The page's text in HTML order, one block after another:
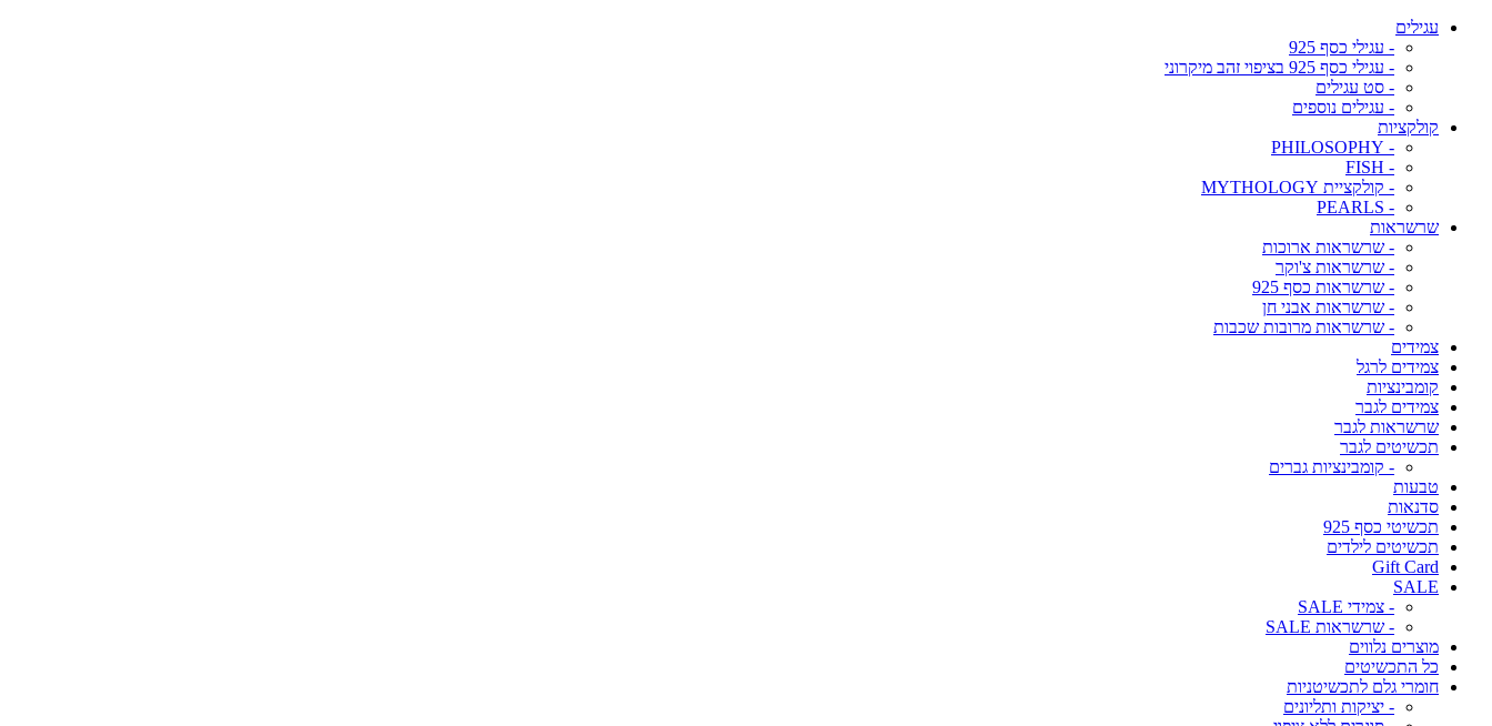
עגילים
- עגילי כסף 925
- עגילי כסף 925 בציפוי זהב מיקרוני
- סט עגילים
- עגילים נוספים
קולקציות
- PHILOSOPHY
- FISH
- קולקציית MYTHOLOGY
- PEARLS
שרשראות
- שרשראות ארוכות
- שרשראות צ'וקר
- שרשראות כסף 925
- שרשראות אבני חן
- שרשראות מרובות שכבות
צמידים
צמידים לרגל
קומבינציות
צמידים לגבר
שרשראות לגבר
תכשיטים לגבר
- קומבינציות גברים
טבעות
סדנאות
תכשיטי כסף 925
תכשיטים לילדים
Gift Card
SALE
- צמידי SALE
- שרשראות SALE
מוצרים נלווים
כל התכשיטים
חומרי גלם לתכשיטניות
- יציקות ותליונים